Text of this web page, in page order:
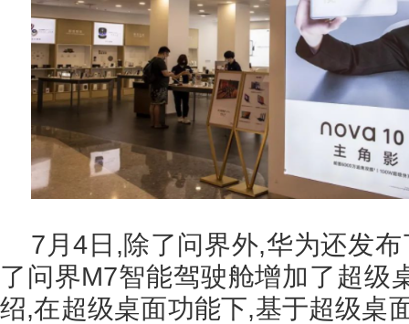
7月4日,除了问界外,华为还发
了问界M7智能驾驶舱增加了超级
绍,在超级桌面功能下,基于超级桌